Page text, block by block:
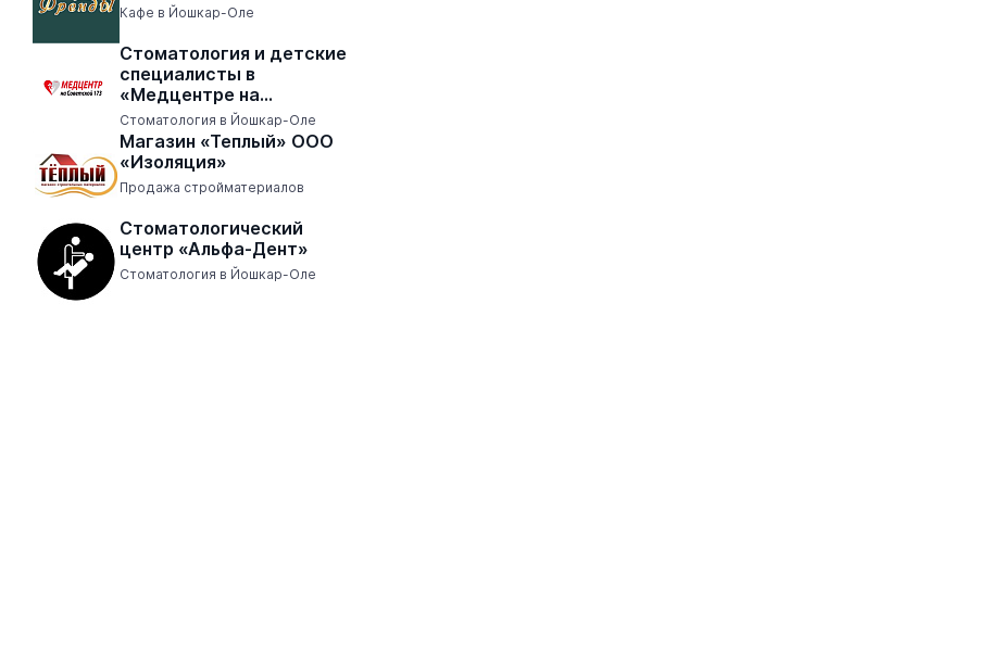
Кафе в Йошкар-Оле
Стоматология и детские
специалисты в
«Медцентре на
Советской 173»
Стоматология в Йошкар-Оле
Магазин «Теплый» ООО
«Изоляция»
Продажа стройматериалов
Стоматологический
центр «Альфа-Дент»
Стоматология в Йошкар-Оле